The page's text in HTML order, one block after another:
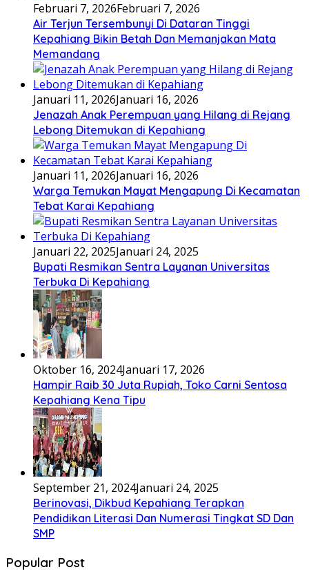
Februari 7, 2026Februari 7, 2026
Air Terjun Tersembunyi Di Dataran Tinggi
Kepahiang Bikin Betah Dan Memanjakan Mata
Memandang
Januari 11, 2026Januari 16, 2026
Jenazah Anak Perempuan yang Hilang di Rejang
Lebong Ditemukan di Kepahiang
Januari 11, 2026Januari 16, 2026
Warga Temukan Mayat Mengapung Di Kecamatan
Tebat Karai Kepahiang
Januari 22, 2025Januari 24, 2025
Bupati Resmikan Sentra Layanan Universitas
Terbuka Di Kepahiang
Oktober 16, 2024Januari 17, 2026
Hampir Raib 30 Juta Rupiah, Toko Carni Sentosa
Kepahiang Kena Tipu
September 21, 2024Januari 24, 2025
Berinovasi, Dikbud Kepahiang Terapkan
Pendidikan Literasi Dan Numerasi Tingkat SD Dan
SMP
Popular Post